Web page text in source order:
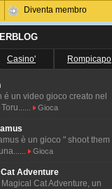
Diventa membro
Casino' Rompicapo
é un video gioco creato nel
Gioca
è un gioco " shoot them
Gioca
Cat Adventure
Cat Adventure, un